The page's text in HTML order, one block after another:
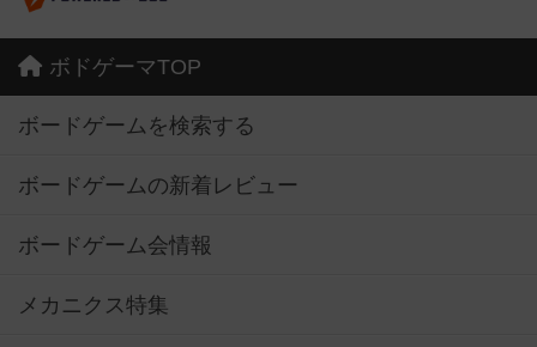
ボドゲーマTOP
ボードゲームを検索する
ボードゲームの新着レビュー
ボードゲーム会情報
メカニクス特集